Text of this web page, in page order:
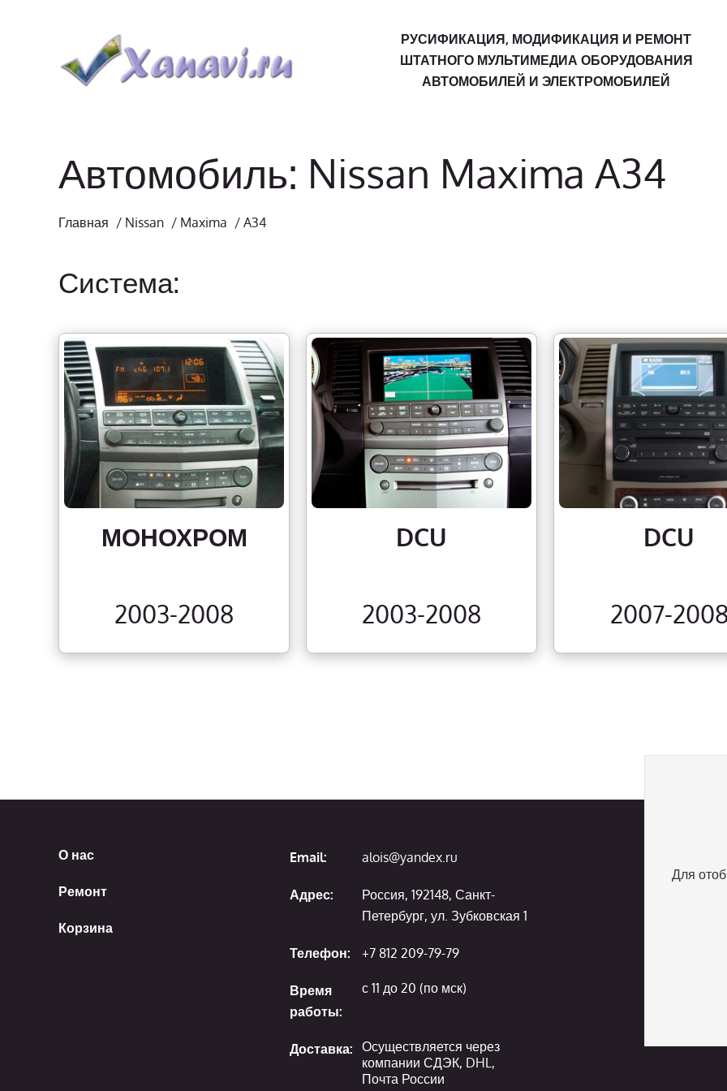
РУСИФИКАЦИЯ, МОДИФИКАЦИЯ И РЕМОНТ
ШТАТНОГО МУЛЬТИМЕДИА ОБОРУДОВАНИЯ
АВТОМОБИЛЕЙ И ЭЛЕКТРОМОБИЛЕЙ
Автомобиль: Nissan Maxima A34
Главная / Nissan / Maxima / A34
Система:
МОНОХРОМ
2003-2008
DCU
2003-2008
DCU
2007-
О нас
Ремонт
Корзина
Email: alois@yandex.ru
Адрес:
Россия, 192148, Санкт-
Петербург, ул. Зубковская 1
Телефон: +7 812 209-79-79
Время
работы:
с 11 до 20 (по мск)
Доставка: Осуществляется через
компании СДЭК, DHL,
Почта России
Для